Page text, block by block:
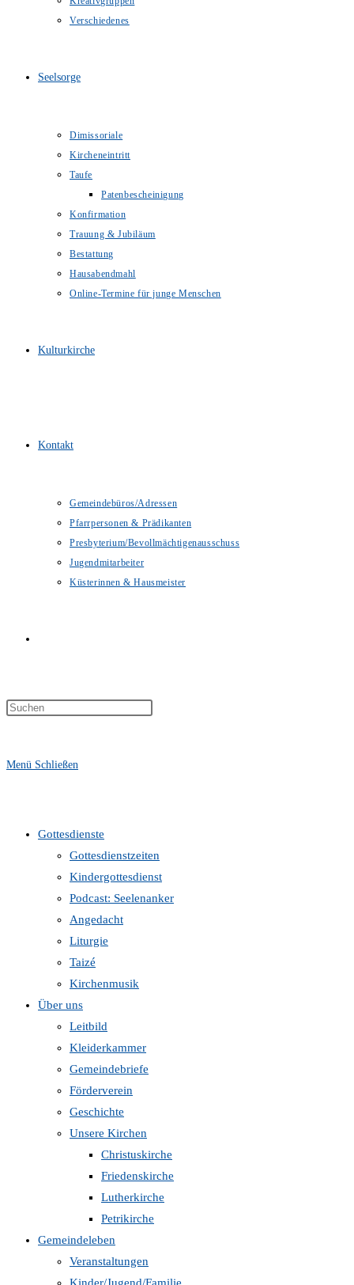
Verschiedenes
Seelsorge
Dimissoriale
Kircheneintritt
Taufe
Patenbescheinigung
Konfirmation
Trauung & Jubiläum
Bestattung
Hausabendmahl
Online-Termine für junge Menschen
Kulturkirche
Kontakt
Gemeindebüros/Adressen
Pfarrpersonen & Prädikanten
Presbyterium/Bevollmächtigenausschuss
Jugendmitarbeiter
Küsterinnen & Hausmeister
umschalten
Menü Schließen
Gottesdienste
Gottesdienstzeiten
Kindergottesdienst
Podcast: Seelenanker
Angedacht
Liturgie
Taizé
Kirchenmusik
Über uns
Leitbild
Kleiderkammer
Gemeindebriefe
Förderverein
Geschichte
Unsere Kirchen
Christuskirche
Friedenskirche
Lutherkirche
Petrikirche
Gemeindeleben
Veranstaltungen